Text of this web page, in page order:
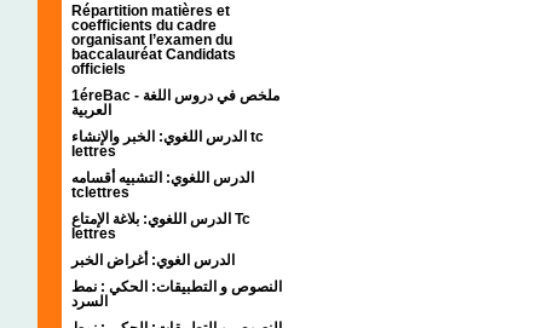
Répartition matières et
coefficients du cadre
organisant l’examen du
baccalauréat Candidats
officiels
1éreBac - ملخص في دروس اللغة
العربية
الدرس اللغوي: الخبر والإنشاء tc
lettres
الدرس اللغوي: التشبيه أقسامه
tclettres
الدرس اللغوي: بلاغة الإمتاع Tc
lettres
الدرس الغوي: أغراض الخبر
النصوص و التطبيقات: الحكي : نمط
السرد